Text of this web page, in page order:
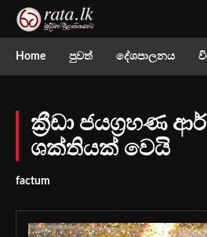
Home පුවත් දේශපාලනය
ක්‍රීඩා ජයග්‍රහණ
ශක්තියක් වෙයි
factum